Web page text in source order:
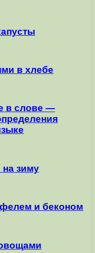
в хлебе
в слове —
на зиму
и беконом